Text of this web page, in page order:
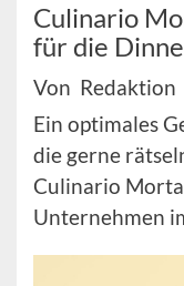
Culinario
für die
Von Redaktion
Ein optimales
die gerne
Culinario
Unternehmen